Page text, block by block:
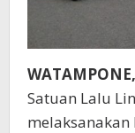
Satuan Lalu